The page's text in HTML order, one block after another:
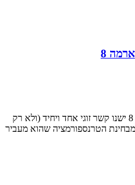
8
קשר קארמתי בנומרולוגיה - קארמה 8 ישנו קשר זוגי אחד ויחיד (ולא רק
הטרנספורמציה שהוא מעביר